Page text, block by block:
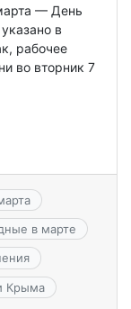
— День
в
рабочее
во вторник 7
в марте
Крыма